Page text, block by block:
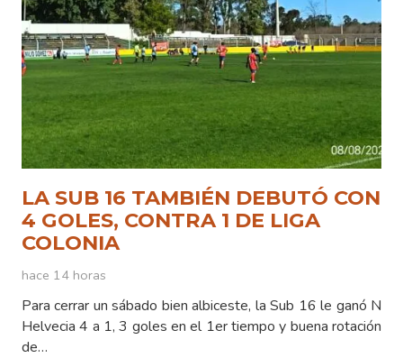
LA SUB 16 TAMBIÉN DEBUTÓ CON
4 GOLES, CONTRA 1 DE LIGA
COLONIA
hace 14 horas
Para cerrar un sábado bien albiceste, la Sub 16 le ganó N
Helvecia 4 a 1, 3 goles en el 1er tiempo y buena rotación
de…